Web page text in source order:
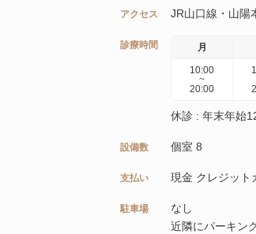
アクセス JR山口線・山陽
診療時間 月
10:00
~
20:00
休診 : 年末年始
設備数 個室 8
支払い 現金 クレジット
駐車場
なし
近隣にパーキン